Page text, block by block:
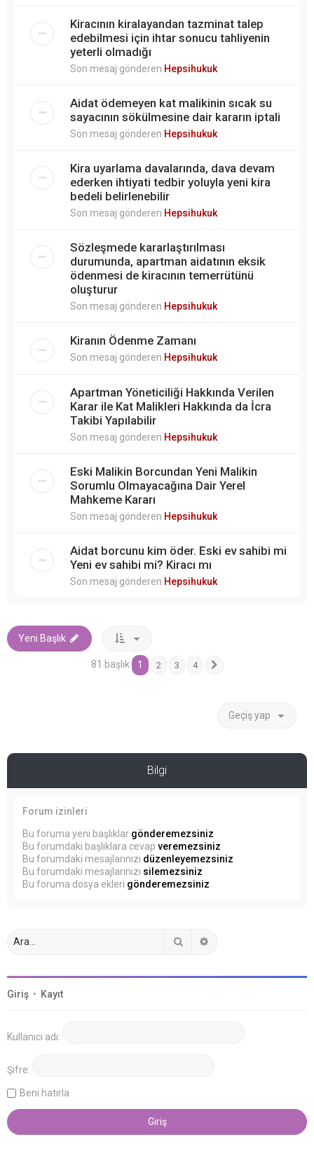
Kiracının kiralayandan tazminat talep
edebilmesi için ihtar sonucu tahliyenin
yeterli olmadığı
Son mesaj gönderen Hepsihukuk
Aidat ödemeyen kat malikinin sıcak su
sayacının sökülmesine dair kararın iptali
Son mesaj gönderen Hepsihukuk
Kira uyarlama davalarında, dava devam
ederken ihtiyati tedbir yoluyla yeni kira
bedeli belirlenebilir
Son mesaj gönderen Hepsihukuk
Sözleşmede kararlaştırılması
durumunda, apartman aidatının eksik
ödenmesi de kiracının temerrütünü
oluşturur
Son mesaj gönderen Hepsihukuk
Kiranın Ödenme Zamanı
Son mesaj gönderen Hepsihukuk
Apartman Yöneticiliği Hakkında Verilen
Karar ile Kat Malikleri Hakkında da İcra
Takibi Yapılabilir
Son mesaj gönderen Hepsihukuk
Eski Malikin Borcundan Yeni Malikin
Sorumlu Olmayacağına Dair Yerel
Mahkeme Kararı
Son mesaj gönderen Hepsihukuk
Aidat borcunu kim öder. Eski ev sahibi mi
Yeni ev sahibi mi? Kiracı mı
Son mesaj gönderen Hepsihukuk
Yeni Başlık
81 başlık 1 2 3 4
Geçiş yap
Bilgi
Forum izinleri
Bu foruma yeni başlıklar gönderemezsiniz
Bu forumdaki başlıklara cevap veremezsiniz
Bu forumdaki mesajlarınızı düzenleyemezsiniz
Bu forumdaki mesajlarınızı silemezsiniz
Bu foruma dosya ekleri gönderemezsiniz
Giriş • Kayıt
Kullanıcı adı:
Şifre:
Beni hatırla